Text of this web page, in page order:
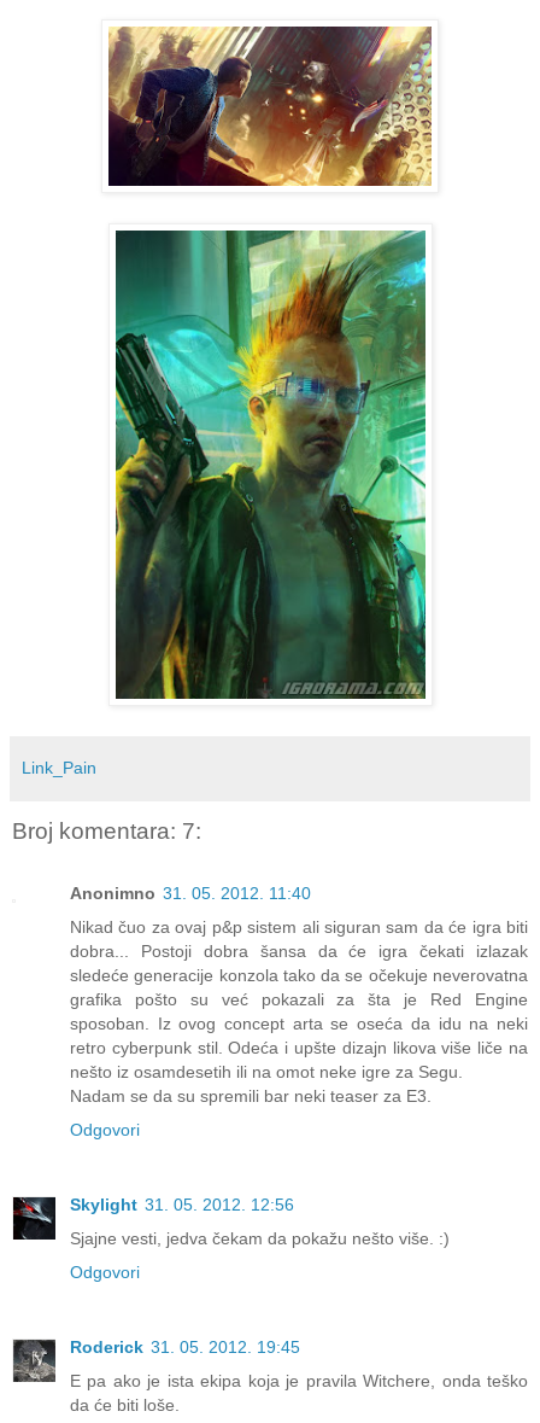
Link_Pain
Broj komentara: 7:
Anonimno 31. 05. 2012. 11:40
Nikad čuo za ovaj p&p sistem ali siguran sam da će igra biti
dobra... Postoji dobra šansa da će igra čekati izlazak
sledeće generacije konzola tako da se očekuje neverovatna
grafika pošto su već pokazali za šta je Red Engine
sposoban. Iz ovog concept arta se oseća da idu na neki
retro cyberpunk stil. Odeća i upšte dizajn likova više liče na
nešto iz osamdesetih ili na omot neke igre za Segu.
Nadam se da su spremili bar neki teaser za E3.
Odgovori
Skylight 31. 05. 2012. 12:56
Sjajne vesti, jedva čekam da pokažu nešto više. :)
Odgovori
Roderick 31. 05. 2012. 19:45
E pa ako je ista ekipa koja je pravila Witchere, onda teško
da će biti loše.